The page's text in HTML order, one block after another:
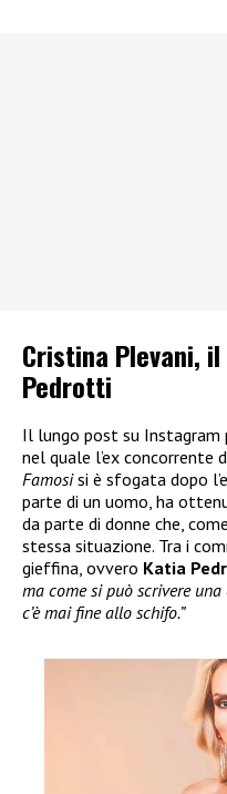
Cristina Plevani,
Pedrotti
Il lungo post su Instagram
nel quale l’ex concorrente
Famosisi è sfogata dopo
parte di un uomo, ha
da parte di donne che,
stessa situazione. Tra i
gieffina, ovvero Katia
ma come si può scrivere
c’è mai fine allo schifo.”